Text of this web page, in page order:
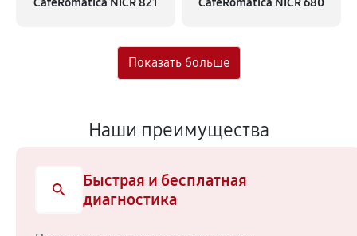
Наши преимущества
Быстрая и бесплатная
диагностика